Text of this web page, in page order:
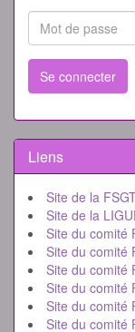
Se connecter
Liens
Site de la
Site de la
Site du comité
Site du comité
Site du comité
Site du comité
Site du comité
Site du comité